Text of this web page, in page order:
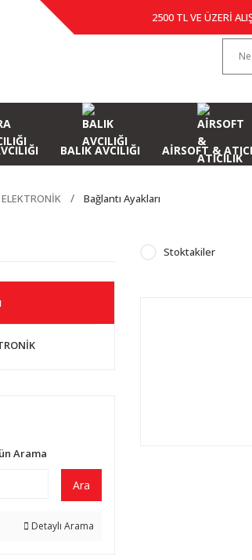
2500 TL VE ÜZERİ
BALIK AVCILIĞI AİRSOFT &
Bağlantı Ayakları
Arama
Ara
Detaylı Arama
Stoktakiler